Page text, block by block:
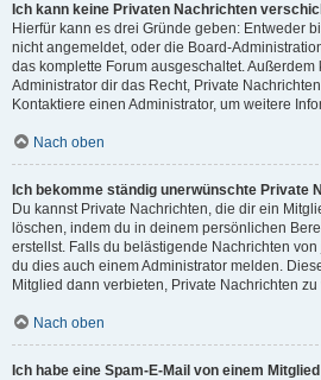
Ich kann keine Privaten Nachrichten
Hierfür kann es drei Gründe geben: Entweder
nicht angemeldet, oder die Board-
das komplette Forum ausgeschaltet.
Administrator dir das Recht, Private
Kontaktiere einen Administrator, um weitere
Nach oben
Ich bekomme ständig unerwünschte Private
Du kannst Private Nachrichten, die dir ein
löschen, indem du in deinem persönlichen
erstellst. Falls du belästigende Nachrichten
du dies auch einem Administrator melden.
Mitglied dann verbieten, Private Nachrichten
Nach oben
Ich habe eine Spam-E-Mail von einem